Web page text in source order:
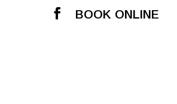
BOOK ONLINE